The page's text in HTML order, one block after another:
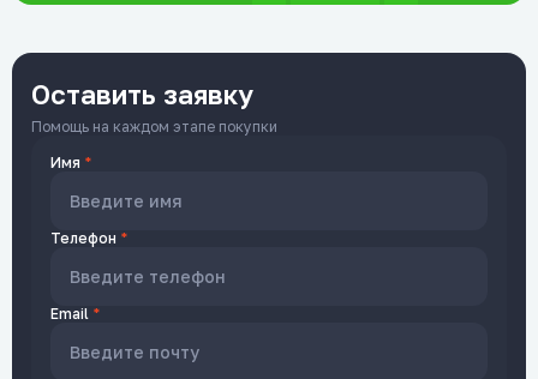
Оставить заявку
Помощь на каждом этапе покупки
Имя *
Телефон *
Email *